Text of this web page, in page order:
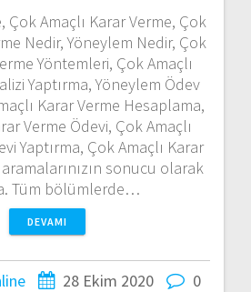
Çok Amaçlı Karar Verme, Çok
Nedir, Yöneylem Nedir, Çok
Yöntemleri, Çok Amaçlı
Yaptırma, Yöneylem Ödev
Karar Verme Hesaplama,
Verme Ödevi, Çok Amaçlı
Yaptırma, Çok Amaçlı Karar
sonucu olarak
Tüm bölümlerde…
DEVAMI
28 Ekim 2020 0